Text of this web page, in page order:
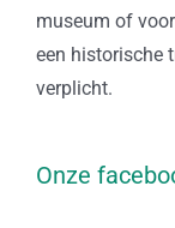
museum of
een historische
verplicht.
Onze